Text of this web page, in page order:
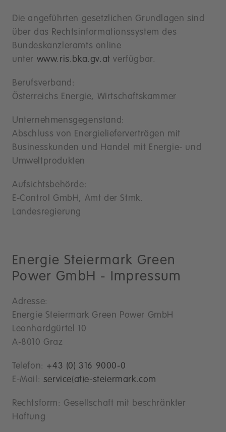
Die angeführten gesetzlichen Grundlagen sind
über das Rechtsinformationssystem des
Bundeskanzleramts online
unter www.ris.bka.gv.at verfügbar.
Berufsverband:
Österreichs Energie, Wirtschaftskammer
Unternehmensgegenstand:
Abschluss von Energielieferverträgen mit
Businesskunden und Handel mit Energie- und
Umweltprodukten
Aufsichtsbehörde:
E-Control GmbH, Amt der Stmk.
Landesregierung
Energie Steiermark Green
Power GmbH - Impressum
Adresse:
Energie Steiermark Green Power GmbH
Leonhardgürtel 10
A-8010 Graz
Telefon: +43 (0) 316 9000-0
E-Mail: service(at)e-steiermark.com
Rechtsform: Gesellschaft mit beschränkter
Haftung